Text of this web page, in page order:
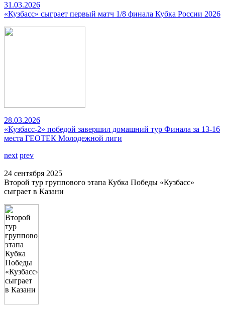
31.03.2026
«Кузбасс» сыграет первый матч 1/8 финала Кубка России 2026
28.03.2026
«Кузбасс-2» победой завершил домашний тур Финала за 13-16
места ГЕОТЕК Молодежной лиги
next prev
24 сентября 2025
Второй тур группового этапа Кубка Победы «Кузбасс»
сыграет в Казани